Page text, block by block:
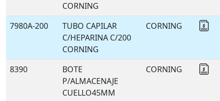
CORNING
7980A-200
TUBO CAPILAR
C/HEPARINA C/200
CORNING
CORNING
8390
BOTE
P/ALMACENAJE
CUELLO45MM
CORNING